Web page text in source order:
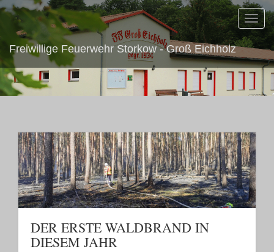
Freiwillige Feuerwehr Storkow - Groß Eichholz
DER ERSTE WALDBRAND IN
DIESEM JAHR